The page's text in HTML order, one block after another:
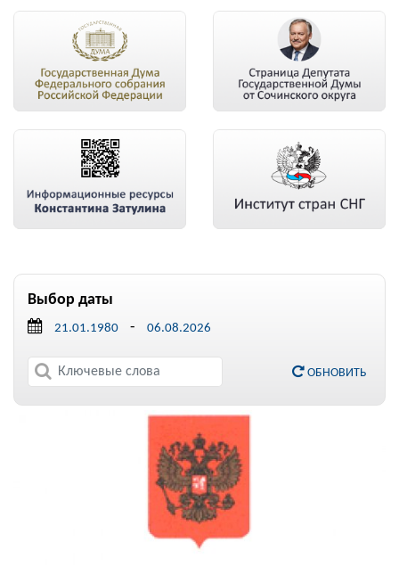
Выбор даты
-
ОБНОВИТЬ